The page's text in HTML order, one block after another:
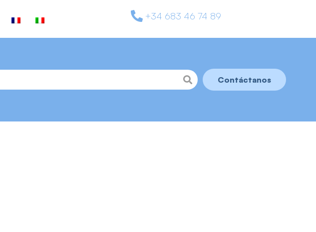
+34 683 46 74 89
Contáctanos